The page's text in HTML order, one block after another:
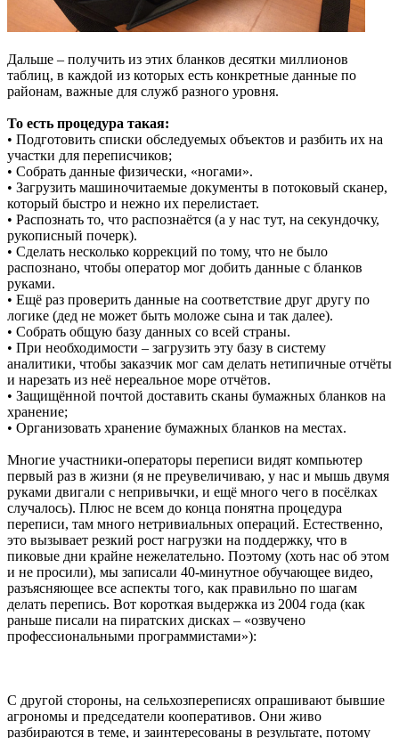
Дальше – получить из этих бланков десятки миллионов
таблиц, в каждой из которых есть конкретные данные по
районам, важные для служб разного уровня.
То есть процедура такая:
• Подготовить списки обследуемых объектов и разбить их на
участки для переписчиков;
• Собрать данные физически, «ногами».
• Загрузить машиночитаемые документы в потоковый сканер,
который быстро и нежно их перелистает.
• Распознать то, что распознаётся (а у нас тут, на секундочку,
рукописный почерк).
• Сделать несколько коррекций по тому, что не было
распознано, чтобы оператор мог добить данные с бланков
руками.
• Ещё раз проверить данные на соответствие друг другу по
логике (дед не может быть моложе сына и так далее).
• Собрать общую базу данных со всей страны.
• При необходимости – загрузить эту базу в систему
аналитики, чтобы заказчик мог сам делать нетипичные отчёты
и нарезать из неё нереальное море отчётов.
• Защищённой почтой доставить сканы бумажных бланков на
хранение;
• Организовать хранение бумажных бланков на местах.
Многие участники-операторы переписи видят компьютер
первый раз в жизни (я не преувеличиваю, у нас и мышь двумя
руками двигали с непривычки, и ещё много чего в посёлках
случалось). Плюс не всем до конца понятна процедура
переписи, там много нетривиальных операций. Естественно,
это вызывает резкий рост нагрузки на поддержку, что в
пиковые дни крайне нежелательно. Поэтому (хоть нас об этом
и не просили), мы записали 40-минутное обучающее видео,
разъясняющее все аспекты того, как правильно по шагам
делать перепись. Вот короткая выдержка из 2004 года (как
раньше писали на пиратских дисках – «озвучено
профессиональными программистами»):
С другой стороны, на сельхозпереписях опрашивают бывшие
агрономы и председатели кооперативов. Они живо
разбираются в теме, и заинтересованы в результате, потому